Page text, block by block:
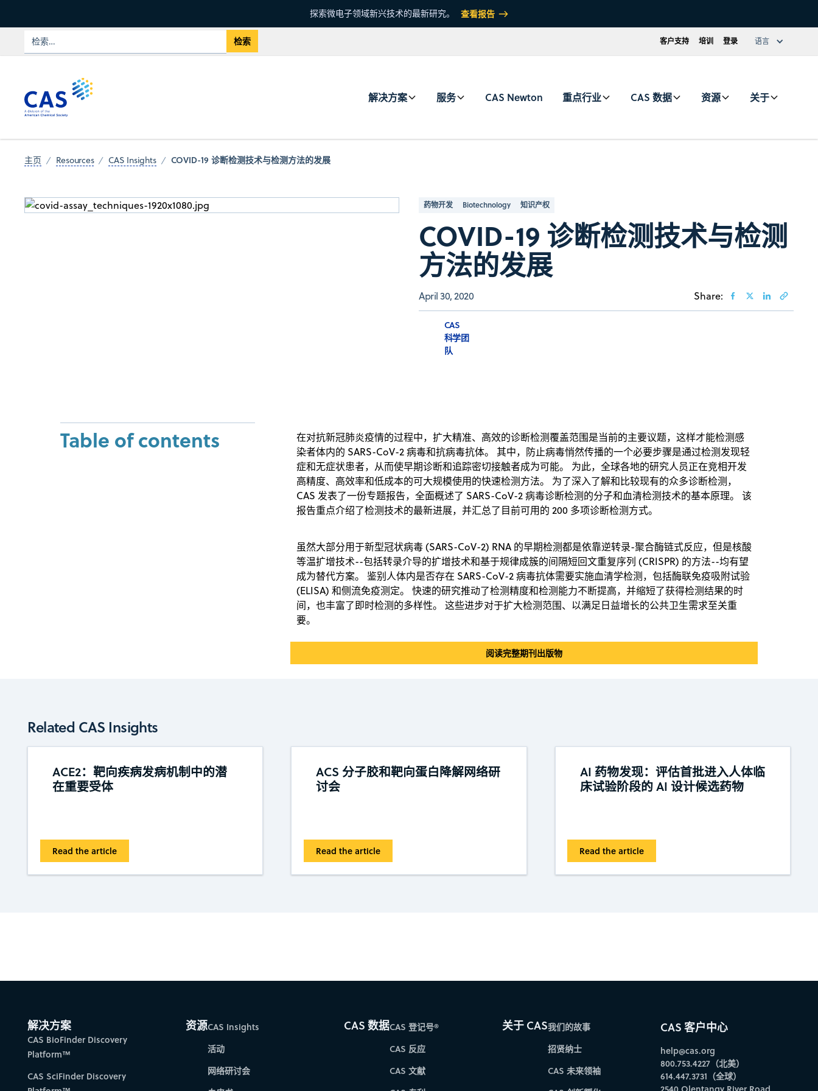
探索微电子领域新兴技术的最新研究。 查看报告
客户支持 培训 登录 语言
解决方案 服务 CAS Newton 重点行业 CAS 数据 资源 关于
主页 Resources CAS Insights COVID-19 诊断检测技术与检测方法的发展
药物开发 Biotechnology 知识产权
COVID-19 诊断检测技术与检测
方法的发展
April 30, 2020 Share:
CAS
科学团
队
Table of contents
在对抗新冠肺炎疫情的过程中，扩大精准、高效的诊断检测覆盖范围是当前的主要议题，这样才能检测感
染者体内的 SARS-CoV-2 病毒和抗病毒抗体。 其中，防止病毒悄然传播的一个必要步骤是通过检测发现轻
症和无症状患者，从而使早期诊断和追踪密切接触者成为可能。 为此，全球各地的研究人员正在竞相开发
高精度、高效率和低成本的可大规模使用的快速检测方法。 为了深入了解和比较现有的众多诊断检测，
CAS 发表了一份专题报告，全面概述了 SARS-CoV-2 病毒诊断检测的分子和血清检测技术的基本原理。 该
报告重点介绍了检测技术的最新进展，并汇总了目前可用的 200 多项诊断检测方式。
虽然大部分用于新型冠状病毒 (SARS-CoV-2) RNA 的早期检测都是依靠逆转录-聚合酶链式反应，但是核酸
等温扩增技术--包括转录介导的扩增技术和基于规律成簇的间隔短回文重复序列 (CRISPR) 的方法--均有望
成为替代方案。 鉴别人体内是否存在 SARS-CoV-2 病毒抗体需要实施血清学检测，包括酶联免疫吸附试验
(ELISA) 和侧流免疫测定。 快速的研究推动了检测精度和检测能力不断提高，并缩短了获得检测结果的时
间，也丰富了即时检测的多样性。 这些进步对于扩大检测范围、以满足日益增长的公共卫生需求至关重
要。
阅读完整期刊出版物
Related CAS Insights
ACE2：靶向疾病发病机制中的潜
在重要受体
Read the article
ACS 分子胶和靶向蛋白降解网络研
讨会
Read the article
AI 药物发现：评估首批进入人体临
床试验阶段的 AI 设计候选药物
Read the article
Gain new perspectives for faster progress directly to your inbox.
解决方案
CAS BioFinder Discovery
Platform™
CAS SciFinder Discovery
资源CAS Insights
活动
网络研讨会
CAS 数据CAS 登记号®
CAS 反应
CAS 文献
关于 CAS我们的故事
招贤纳士
CAS 未来领袖
CAS 客户中心
help@cas.org
800.753.4227（北美）
614.447.3731（全球）